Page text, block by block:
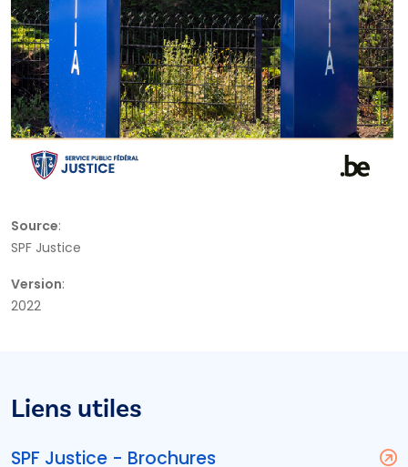
Source:
SPF Justice
Version:
2022
Liens utiles
SPF Justice - Brochures